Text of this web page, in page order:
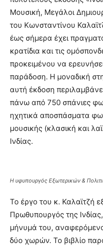
Μουσική, Μεγάλοι
του Κωνσταντίνου
έως σήμερα έχει
κρατίδια και τις
προκειμένου να
παράδοση. Η μοναδική
αυτή έκδοση
πάνω από 750 σπάνιες
ηχητικά αποσπάσματα
μουσικής (κλασική και
Ινδίας.
Η υφυπουργός Εξωτερικών &
Το έργο του κ. Καλαϊτζή
Πρωθυπουργός της
μήνυμά του,
δύο χωρών. Το βιβλίο